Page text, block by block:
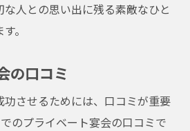
人との思い出に残る素敵なひと
。
の口コミ
功させるためには、口コミが重要
のプライベート宴会の口コミで